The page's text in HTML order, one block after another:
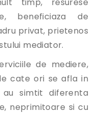
beneficiaza de
privat, prietenos
mediator.
de mediere,
cate ori se afla in
simtit diferenta
neprimitoare si cu